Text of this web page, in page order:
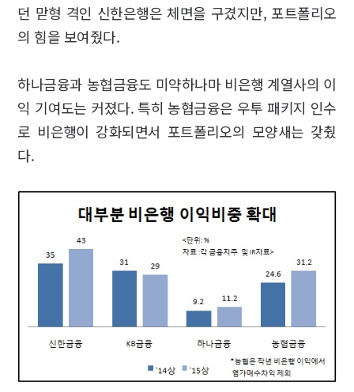
던 맏형 격인 신한은행은 체면을 구겼지만, 포트폴리오
의 힘을 보여줬다.
하나금융과 농협금융도 미약하나마 비은행 계열사의 이
익 기여도는 커졌다. 특히 농협금융은 우투 패키지 인수
로 비은행이 강화되면서 포트폴리오의 모양새는 갖췄
다.